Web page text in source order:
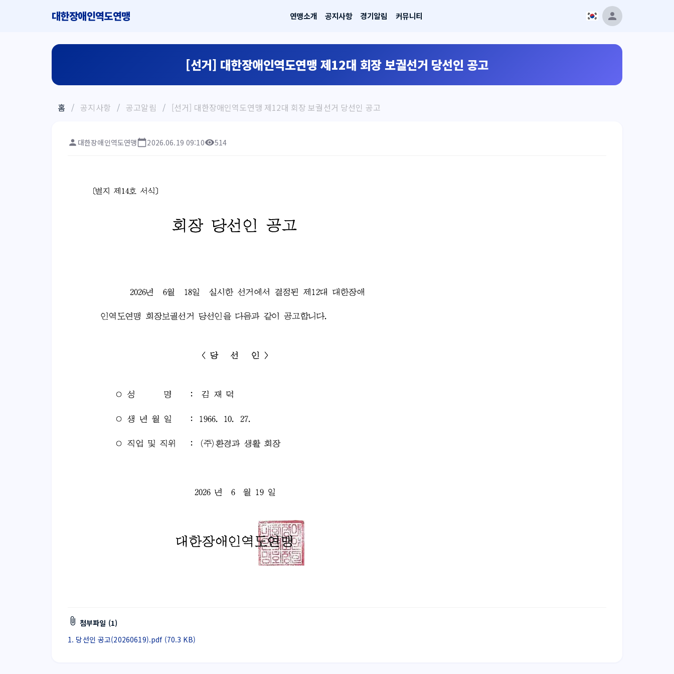
대한장애인역도연맹 연맹소개 공지사항 경기알림 커뮤니티
[선거] 대한장애인역도연맹 제12대 회장 보궐선거 당선인 공고
홈 / 공지사항 / 공고알림 / [선거] 대한장애인역도연맹 제12대 회장 보궐선거 당선인 공고
대한장애인역도연맹 2026.06.19 09:10 514
첨부파일 (1)
1. 당선인 공고(20260619).pdf (70.3 KB)